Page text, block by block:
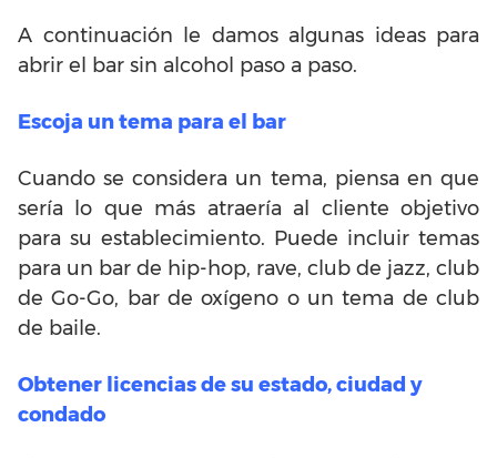
A continuación le damos algunas ideas para
abrir el bar sin alcohol paso a paso.
Escoja un tema para el bar
Cuando se considera un tema, piensa en que
sería lo que más atraería al cliente objetivo
para su establecimiento. Puede incluir temas
para un bar de hip-hop, rave, club de jazz, club
de Go-Go, bar de oxígeno o un tema de club
de baile.
Obtener licencias de su estado, ciudad y
condado